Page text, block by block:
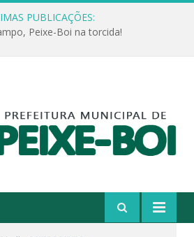
PUBLICAÇÕES:
Peixe-Boi na torcida!